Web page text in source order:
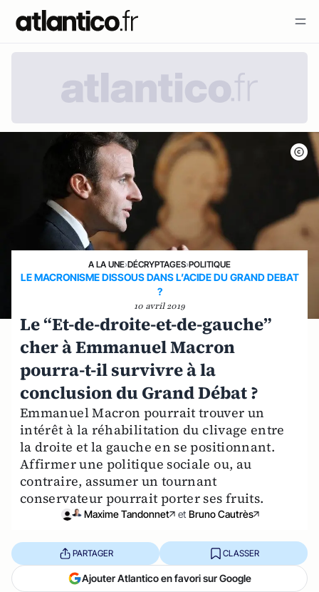
A LA UNE›DÉCRYPTAGES›POLITIQUE
LE MACRONISME DISSOUS DANS L’ACIDE DU GRAND DEBAT
?
10 avril 2019
Le “Et-de-droite-et-de-gauche”
cher à Emmanuel Macron
pourra-t-il survivre à la
conclusion du Grand Débat ?
Emmanuel Macron pourrait trouver un
intérêt à la réhabilitation du clivage entre
la droite et la gauche en se positionnant.
Affirmer une politique sociale ou, au
contraire, assumer un tournant
conservateur pourrait porter ses fruits.
Maxime Tandonnet et Bruno Cautrès
PARTAGER CLASSER
Ajouter Atlantico en favori sur Google